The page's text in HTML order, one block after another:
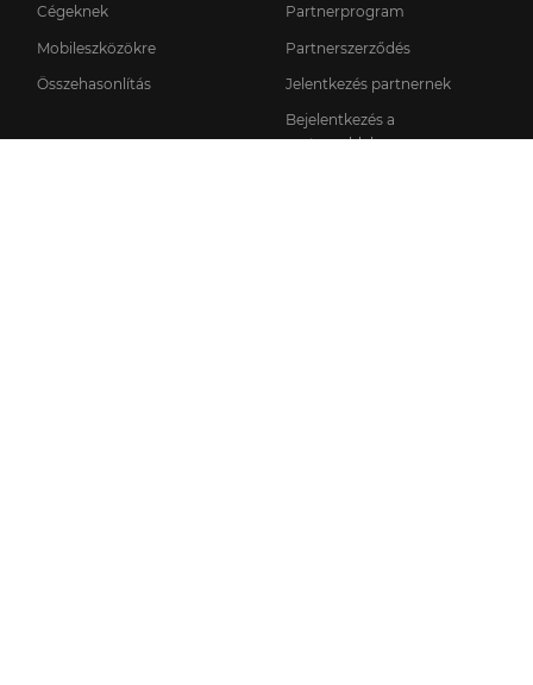
Cégeknek
Mobileszközökre
Összehasonlítás
Partnerprogram
Partnerszerződés
Jelentkezés partnernek
Bejelentkezés a
partneroldalra